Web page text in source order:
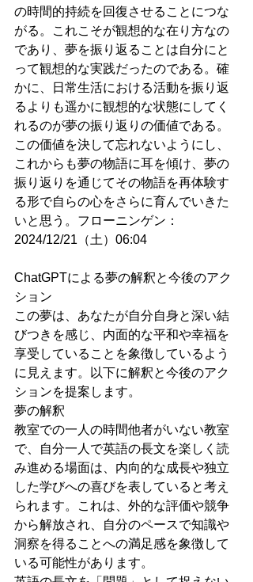
の時間的持続を回復させることにつな
がる。これこそが観想的な在り方なの
であり、夢を振り返ることは自分にと
って観想的な実践だったのである。確
かに、日常生活における活動を振り返
るよりも遥かに観想的な状態にしてく
れるのが夢の振り返りの価値である。
この価値を決して忘れないようにし、
これからも夢の物語に耳を傾け、夢の
振り返りを通じてその物語を再体験す
る形で自らの心をさらに育んでいきた
いと思う。フローニンゲン：
2024/12/21（土）06:04
ChatGPTによる夢の解釈と今後のアク
ション
この夢は、あなたが自分自身と深い結
びつきを感じ、内面的な平和や幸福を
享受していることを象徴しているよう
に見えます。以下に解釈と今後のアク
ションを提案します。
夢の解釈
教室での一人の時間他者がいない教室
で、自分一人で英語の長文を楽しく読
み進める場面は、内向的な成長や独立
した学びへの喜びを表していると考え
られます。これは、外的な評価や競争
から解放され、自分のペースで知識や
洞察を得ることへの満足感を象徴して
いる可能性があります。